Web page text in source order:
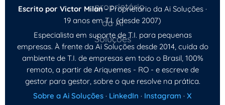
Escrito por Victor Milan- Proprietário da Ai Soluções ·
19 anos em T.I. (desde 2007)
Especialista em suporte de T.I. para pequenas
empresas. À frente da Ai Soluções desde 2014, cuida do
ambiente de T.I. de empresas em todo o Brasil, 100%
remoto, a partir de Ariquemes - RO - e escreve de
gestor para gestor, sobre o que resolve na prática.
Sobre a Ai Soluções · LinkedIn · Instagram · X